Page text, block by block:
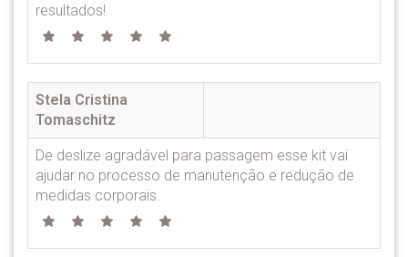
resultados!
Stela Cristina
Tomaschitz
De deslize agradável para passagem esse kit vai
ajudar no processo de manutenção e redução de
medidas corporais.